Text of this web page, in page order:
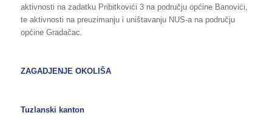
aktivnosti na zadatku Pribitkovići 3 na području općine Banovići,
te aktivnosti na preuzimanju i uništavanju NUS-a na području
općine Gradačac.
ZAGADJENJE OKOLIŠA
Tuzlanski kanton